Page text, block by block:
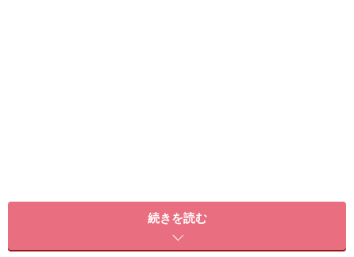
アロマテラピーのオイルトリートメントは、ホホバ油な
どの植物油にアロマオイルを垂らし、皮膚に擦りこんで
トリートメントすることで「皮膚から植物油とアロマオ
続きを読む